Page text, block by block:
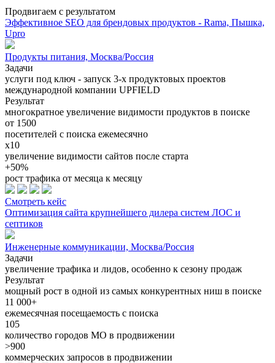
Продвигаем с результатом
Эффективное SEO для брендовых продуктов - Rama, Пышка,
Upro
Продукты питания, Москва/Россия
Задачи
услуги под ключ - запуск 3-х продуктовых проектов
международной компании UPFIELD
Результат
многократное увеличение видимости продуктов в поиске
от 1500
посетителей с поиска ежемесячно
x10
увеличение видимости сайтов после старта
+50%
рост трафика от месяца к месяцу
Смотреть кейс
Оптимизация сайта крупнейшего дилера систем ЛОС и
септиков
Инженерные коммуникации, Москва/Россия
Задачи
увеличение трафика и лидов, особенно к сезону продаж
Результат
мощный рост в одной из самых конкурентных ниш в поиске
11 000+
ежемесячная посещаемость с поиска
105
количество городов МО в продвижении
>900
коммерческих запросов в продвижении